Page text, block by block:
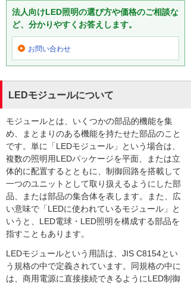
法人向けLED照明の選び方や価格のご相談な
ど、分かりやすくお答えします。
お問い合わせ
LEDモジュールについて
モジュールとは、いくつかの部品的機能を集
め、まとまりのある機能を持たせた部品のこと
です。単に「LEDモジュール」という場合は、
複数の照明用LEDパッケージを平面、または立
体的に配置するとともに、制御回路を搭載して
一つのユニットとして取り扱えるようにした部
品、または部品の集合体を表します。また、広
い意味で「LEDに使われているモジュール」と
いうと、LED電球・LED照明を構成する部品を
指すこともあります。
LEDモジュールという用語は、JIS C8154とい
う規格の中で定義されています。同規格の中に
は、商用電源に直接接続できるようにLED制御